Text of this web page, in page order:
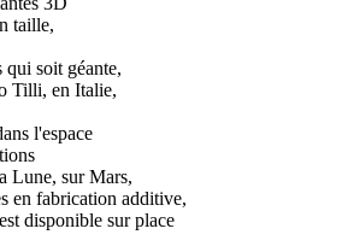
taille,
qui soit géante,
Tilli, en Italie,
l'espace
Lune, sur Mars,
en fabrication additive,
disponible sur place